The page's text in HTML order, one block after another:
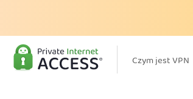
Czym jest VPN